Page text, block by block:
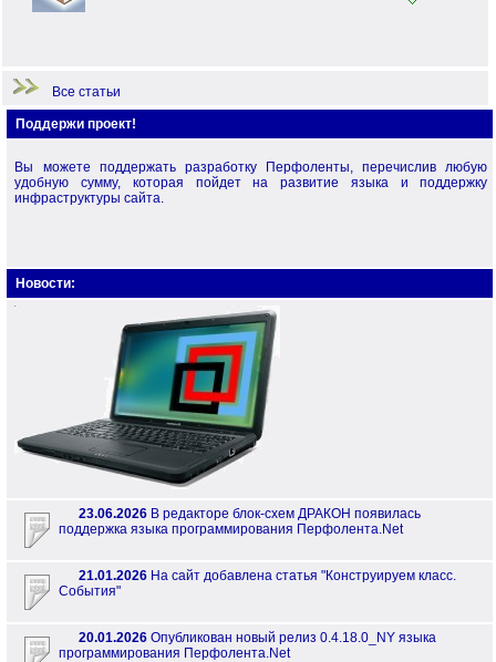
Примеры по языку Перфо
Все статьи
Поддержи проект!
Вы можете поддержать разработку Перфоленты, перечислив любую
удобную сумму, которая пойдет на развитие языка и поддержку
инфраструктуры сайта.
Новости:
23.06.2026 В редакторе блок-схем ДРАКОН появилась
поддержка языка программирования Перфолента.Net
21.01.2026 На сайт добавлена статья "Конструируем класс.
События"
20.01.2026 Опубликован новый релиз 0.4.18.0_NY языка
программирования Перфолента.Net